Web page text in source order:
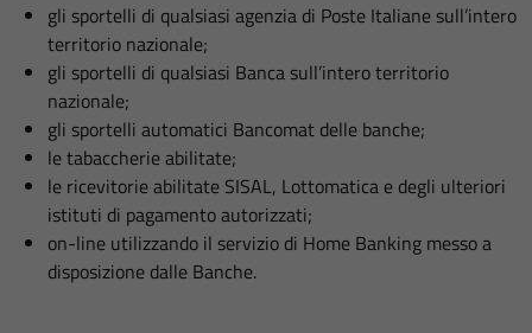
gli sportelli di qualsiasi agenzia di Poste Italiane sull’intero
territorio nazionale;
gli sportelli di qualsiasi Banca sull’intero territorio
nazionale;
gli sportelli automatici Bancomat delle banche;
le tabaccherie abilitate;
le ricevitorie abilitate SISAL, Lottomatica e degli ulteriori
istituti di pagamento autorizzati;
on-line utilizzando il servizio di Home Banking messo a
disposizione dalle Banche.